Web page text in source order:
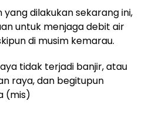
dilakukan sekarang ini,
untuk menjaga debit air
di musim kemarau.
tidak terjadi banjir, atau
raya, dan begitupun
(mis)